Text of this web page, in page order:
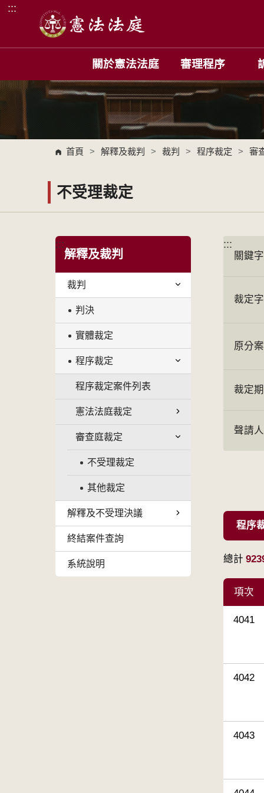
跳到主要內容區塊
:::
關於憲法法庭 審理程序
首頁 > 解釋及裁判 > 裁判 > 程序裁定 > 審
不受理裁定
:::
解釋及裁判
裁判
判決
實體裁定
程序裁定
程序裁定案件列表
憲法法庭裁定
審查庭裁定
不受理裁定
其他裁定
解釋及不受理決議
終結案件查詢
系統說明
:::
關鍵
裁定
原分
裁定
聲請人
程序
總計
項次
4041
4042
4043